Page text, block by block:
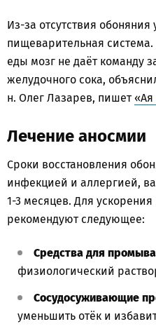
Из-за отсутствия обоняния
пищеварительная система.
еды мозг не даёт команду
желудочного сока,
н. Олег Лазарев, пишет«Ая
Лечение аносмии
Сроки восстановления
инфекцией и аллергией,
1-3 месяцев. Для
рекомендуют следующее:
Средства для
физиологический
Сосудосуживающие
уменьшить отёк и